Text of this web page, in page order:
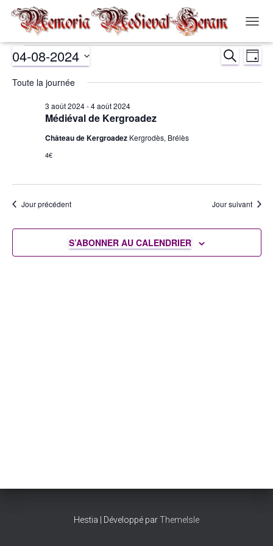
LA
Évènements
for
et
de
JOUR
04-08-2024
une
Toute la journée
Médiéval de Kergroadez
3 août 2024-4 août 2024
Château de Kergroadez Kergrodès, Brélès
4€
Jour précédent Jour suivant
S’ABONNER AU CALENDRIER
Hestia | Développé parThemeIsle